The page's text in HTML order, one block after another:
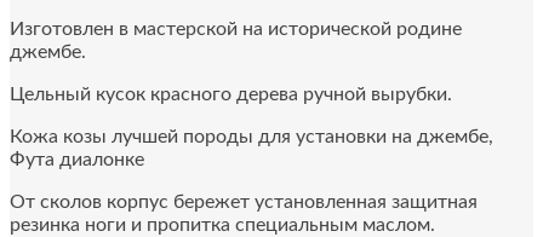
Изготовлен в мастерской на исторической родине
джембе.
Цельный кусок красного дерева ручной вырубки.
Кожа козы лучшей породы для установки на джембе,
Фута диалонке
От сколов корпус бережет установленная защитная
резинка ноги и пропитка специальным маслом.